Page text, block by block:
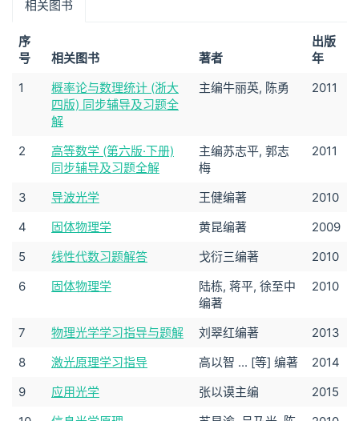
相关图书
序
号
相关图书 著者
出版
年
1
概率论与数理统计 (浙大
四版) 同步辅导及习题全
解
主编牛丽英, 陈勇 2011
2
高等数学 (第六版·下册)
同步辅导及习题全解
主编苏志平, 郭志
梅
2011
3 导波光学 王健编著
2010
4
固体物理学 黄昆编著
2009
5
线性代数习题解答 戈衍三编著
2010
6
固体物理学
陆栋, 蒋平, 徐至中
编著
2010
7 物理光学学习指导与题解 刘翠红编著
2013
8
激光原理学习指导 高以智 ... [等] 编著
2014
9
应用光学 张以谟主编
2015